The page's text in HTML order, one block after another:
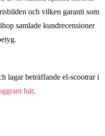
och vilken garanti som
samlade kundrecensioner
lagar beträffande el-scootrar i
här.